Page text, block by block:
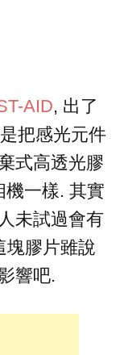
AID, 出了
把感光元件
式高透光膠
機一樣. 其實
未試過會有
塊膠片雖說
響吧.